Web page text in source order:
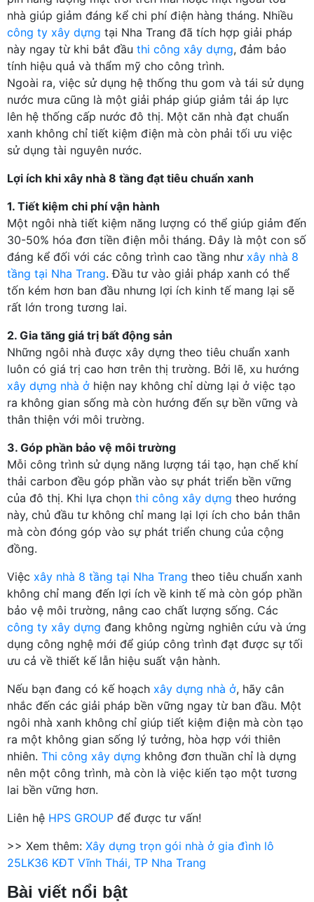
nhà giúp giảm đáng kể chi phí điện hàng tháng. Nhiều
công ty xây dựng tại Nha Trang đã tích hợp giải pháp
này ngay từ khi bắt đầu thi công xây dựng, đảm bảo
tính hiệu quả và thẩm mỹ cho công trình.
Ngoài ra, việc sử dụng hệ thống thu gom và tái sử dụng
nước mưa cũng là một giải pháp giúp giảm tải áp lực
lên hệ thống cấp nước đô thị. Một căn nhà đạt chuẩn
xanh không chỉ tiết kiệm điện mà còn phải tối ưu việc
sử dụng tài nguyên nước.
Lợi ích khi xây nhà 8 tầng đạt tiêu chuẩn xanh
1. Tiết kiệm chi phí vận hành
Một ngôi nhà tiết kiệm năng lượng có thể giúp giảm đến
30-50% hóa đơn tiền điện mỗi tháng. Đây là một con số
đáng kể đối với các công trình cao tầng như xây nhà 8
tầng tại Nha Trang. Đầu tư vào giải pháp xanh có thể
tốn kém hơn ban đầu nhưng lợi ích kinh tế mang lại sẽ
rất lớn trong tương lai.
2. Gia tăng giá trị bất động sản
Những ngôi nhà được xây dựng theo tiêu chuẩn xanh
luôn có giá trị cao hơn trên thị trường. Bởi lẽ, xu hướng
xây dựng nhà ở hiện nay không chỉ dừng lại ở việc tạo
ra không gian sống mà còn hướng đến sự bền vững và
thân thiện với môi trường.
3. Góp phần bảo vệ môi trường
Mỗi công trình sử dụng năng lượng tái tạo, hạn chế khí
thải carbon đều góp phần vào sự phát triển bền vững
của đô thị. Khi lựa chọn thi công xây dựng theo hướng
này, chủ đầu tư không chỉ mang lại lợi ích cho bản thân
mà còn đóng góp vào sự phát triển chung của cộng
đồng.
Việc xây nhà 8 tầng tại Nha Trang theo tiêu chuẩn xanh
không chỉ mang đến lợi ích về kinh tế mà còn góp phần
bảo vệ môi trường, nâng cao chất lượng sống. Các
công ty xây dựng đang không ngừng nghiên cứu và ứng
dụng công nghệ mới để giúp công trình đạt được sự tối
ưu cả về thiết kế lẫn hiệu suất vận hành.
Nếu bạn đang có kế hoạch xây dựng nhà ở, hãy cân
nhắc đến các giải pháp bền vững ngay từ ban đầu. Một
ngôi nhà xanh không chỉ giúp tiết kiệm điện mà còn tạo
ra một không gian sống lý tưởng, hòa hợp với thiên
nhiên. Thi công xây dựng không đơn thuần chỉ là dựng
nên một công trình, mà còn là việc kiến tạo một tương
lai bền vững hơn.
Liên hệ HPS GROUP để được tư vấn!
>> Xem thêm: Xây dựng trọn gói nhà ở gia đình lô
25LK36 KĐT Vĩnh Thái, TP Nha Trang
Bài viết nổi bật